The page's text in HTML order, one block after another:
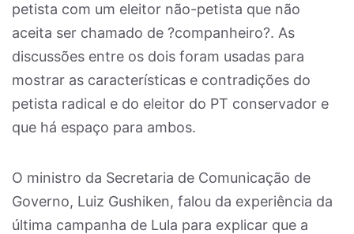
petista com um eleitor não-petista que não
aceita ser chamado de ?companheiro?. As
discussões entre os dois foram usadas para
mostrar as características e contradições do
petista radical e do eleitor do PT conservador e
que há espaço para ambos.
O ministro da Secretaria de Comunicação de
Governo, Luiz Gushiken, falou da experiência da
última campanha de Lula para explicar que a